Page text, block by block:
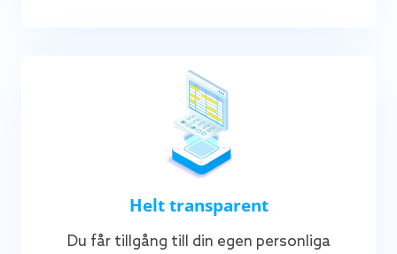
Helt transparent
Du får tillgång till din egen personliga